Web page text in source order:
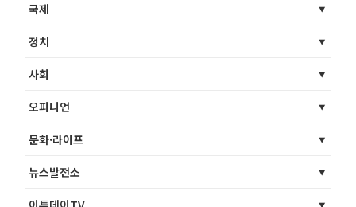
국제
정치
사회
오피니언
문화·라이프
뉴스발전소